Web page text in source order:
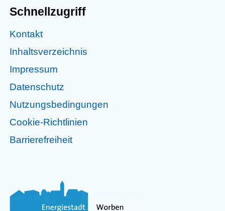
Schnellzugriff
Kontakt
Inhaltsverzeichnis
Impressum
Datenschutz
Nutzungsbedingungen
Cookie-Richtlinien
Barrierefreiheit